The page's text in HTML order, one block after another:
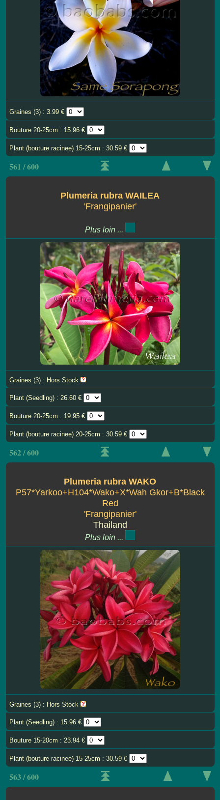
Graines (3) : 3.99 €
Bouture 20-25cm : 15.96 €
Plant (bouture racinee) 15-25cm : 30.59 €
561 / 600
Plumeria rubra WAILEA
'Frangipanier'
Plus loin ...
Graines (3) : Hors Stock
Plant (Seedling) : 26.60 €
Bouture 20-25cm : 19.95 €
Plant (bouture racinee) 20-25cm : 30.59 €
562 / 600
Plumeria rubra WAKO
P57*Yarkoo+H104*Wako+X*Wah Gkor+B*Black
Red
'Frangipanier'
Thailand
Plus loin ...
Graines (3) : Hors Stock
Plant (Seedling) : 15.96 €
Bouture 15-20cm : 23.94 €
Plant (bouture racinee) 15-25cm : 30.59 €
563 / 600